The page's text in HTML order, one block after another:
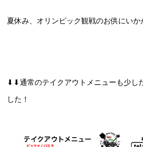
夏休み、オリンピック観戦のお供にいか
⬇︎⬇︎通常のテイクアウトメニューも少し
した！